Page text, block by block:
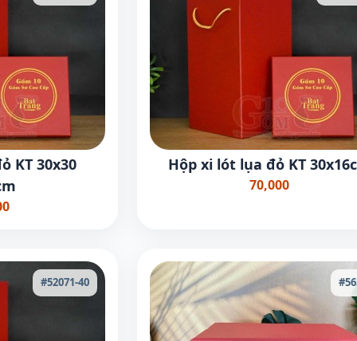
KT 30x30
Hộp xi lót lụa đỏ KT
70,000
#52071-40